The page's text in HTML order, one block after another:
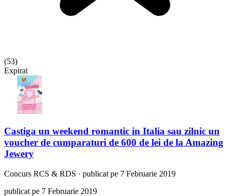
(53)
Expirat
Castiga un weekend romantic in Italia sau zilnic un
voucher de cumparaturi de 600 de lei de la Amazing
Jewery
Concurs RCS & RDS · publicat pe 7 Februarie 2019
publicat pe 7 Februarie 2019